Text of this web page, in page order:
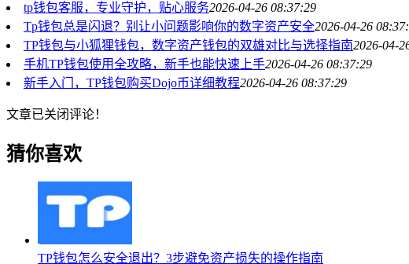
tp钱包客服，专业守护，贴心服务2026-04-26 08:37:29
Tp钱包总是闪退？别让小问题影响你的数字资产安全2026-04-26
TP钱包与小狐狸钱包，数字资产钱包的双雄对比与选择指南2026-04-
手机TP钱包使用全攻略，新手也能快速上手2026-04-26 08:37:29
新手入门，TP钱包购买Dojo币详细教程2026-04-26 08:37:29
文章已关闭评论！
猜你喜欢
TP钱包怎么安全退出？3步避免资产损失的操作指南